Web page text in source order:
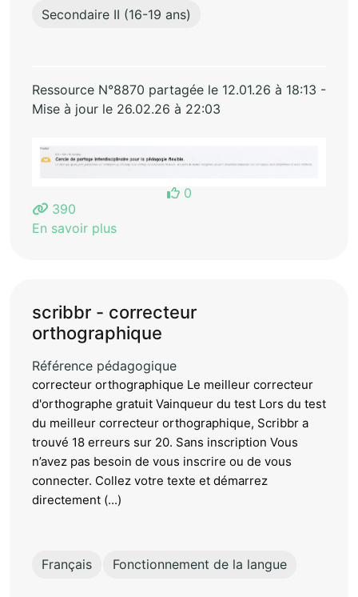
Secondaire II (16-19 ans)
Ressource N°8870 partagée le 12.01.26 à 18:13 -
Mise à jour le 26.02.26 à 22:03
0
390
En savoir plus
scribbr - correcteur
orthographique
Référence pédagogique
correcteur orthographique Le meilleur correcteur
d'orthographe gratuit Vainqueur du test Lors du test
du meilleur correcteur orthographique, Scribbr a
trouvé 18 erreurs sur 20. Sans inscription Vous
n’avez pas besoin de vous inscrire ou de vous
connecter. Collez votre texte et démarrez
directement (...)
Français Fonctionnement de la langue